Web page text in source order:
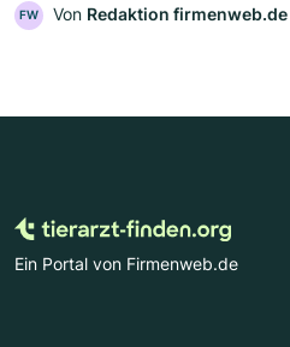
FW Von Redaktion firmenweb.de
Ein Portal von Firmenweb.de